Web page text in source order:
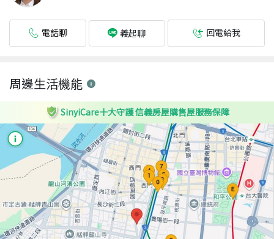
電話聊 義起聊 回電給我
周邊生活機能
SinyiCare十大守護 信義房屋購售屋服務保障